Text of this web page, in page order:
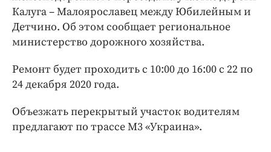
Медиаперсона
Интересное чтиво
Клиника года
Работодатель года
Калуга – Малоярославец между Юбилейным и
Детчино. Об этом сообщает региональное
министерство дорожного хозяйства.
Ремонт будет проходить с 10:00 до 16:00 с 22 по
24 декабря 2020 года.
Объезжать перекрытый участок водителям
предлагают по трассе М3 «Украина».